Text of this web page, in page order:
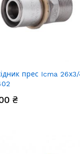
прес Icma
₴